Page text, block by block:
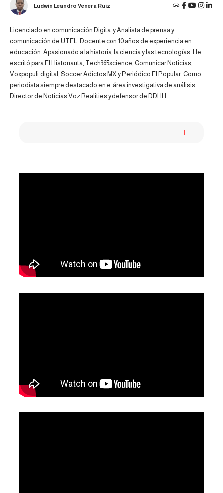
Ludwin Leandro Venera Ruiz
Licenciado en comunicación Digital y Analista de prensa y
comunicación de UTEL. Docente con 10 años de experiencia en
educación. Apasionado a la historia, la ciencia y las tecnologías. He
escritó para El Histonauta, Tech365science, Comunicar Noticias,
Voxpopuli.digital, Soccer Adictos MX y Periódico El Popular. Como
periodista siempre destacado en el área investigativa de análisis.
Director de Noticias Voz Realities y defensor de DDHH